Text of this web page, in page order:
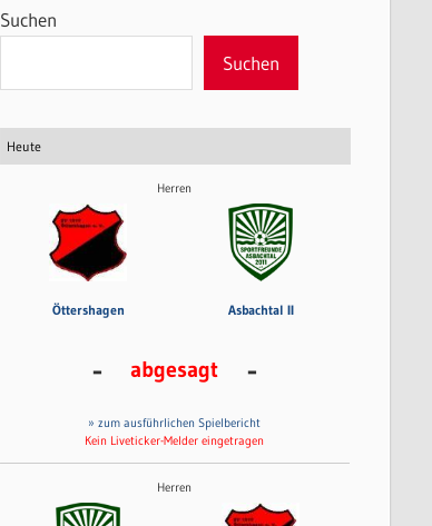
Suchen
Suchen
Heute
Herren
Öttershagen Asbachtal II
- abgesagt -
» zum ausführlichen Spielbericht
Kein Liveticker-Melder eingetragen
Herren